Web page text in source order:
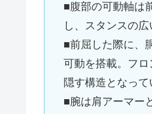
■腹部の可動軸は
し、スタンスの
■前屈した際に、
可動を搭載。フ
隠す構造となって
■腕は肩アーマー